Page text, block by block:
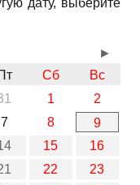
дату, выберите
Сб
Вс
1
2
7 8
9
15
16
22
23
►